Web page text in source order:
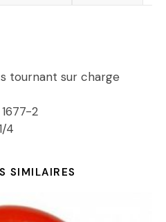
tournant sur charge
2
4
SIMILAIRES